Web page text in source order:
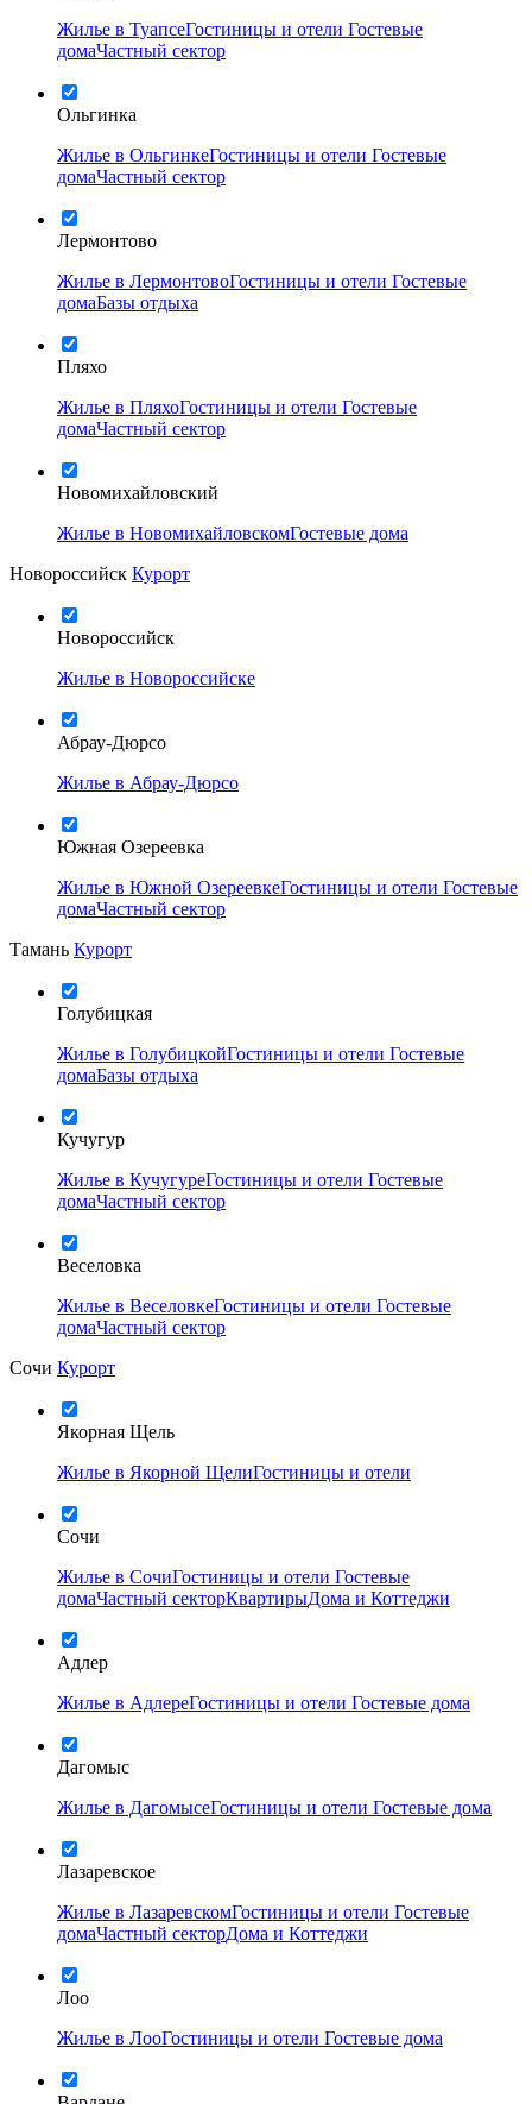
Жилье в ТуапсеГостиницы и отели Гостевые
домаЧастный сектор
Ольгинка
Жилье в ОльгинкеГостиницы и отели Гостевые
домаЧастный сектор
Лермонтово
Жилье в ЛермонтовоГостиницы и отели Гостевые
домаБазы отдыха
Пляхо
Жилье в ПляхоГостиницы и отели Гостевые
домаЧастный сектор
Новомихайловский
Жилье в НовомихайловскомГостевые дома
Новороссийск Курорт
Новороссийск
Жилье в Новороссийске
Абрау-Дюрсо
Жилье в Абрау-Дюрсо
Южная Озереевка
Жилье в Южной ОзереевкеГостиницы и отели Гостевые
домаЧастный сектор
Тамань Курорт
Голубицкая
Жилье в ГолубицкойГостиницы и отели Гостевые
домаБазы отдыха
Кучугур
Жилье в КучугуреГостиницы и отели Гостевые
домаЧастный сектор
Веселовка
Жилье в ВеселовкеГостиницы и отели Гостевые
домаЧастный сектор
Сочи Курорт
Якорная Щель
Жилье в Якорной ЩелиГостиницы и отели
Сочи
Жилье в СочиГостиницы и отели Гостевые
домаЧастный секторКвартирыДома и Коттеджи
Адлер
Жилье в АдлереГостиницы и отели Гостевые дома
Дагомыс
Жилье в ДагомысеГостиницы и отели Гостевые дома
Лазаревское
Жилье в ЛазаревскомГостиницы и отели Гостевые
домаЧастный секторДома и Коттеджи
Лоо
Жилье в ЛооГостиницы и отели Гостевые дома